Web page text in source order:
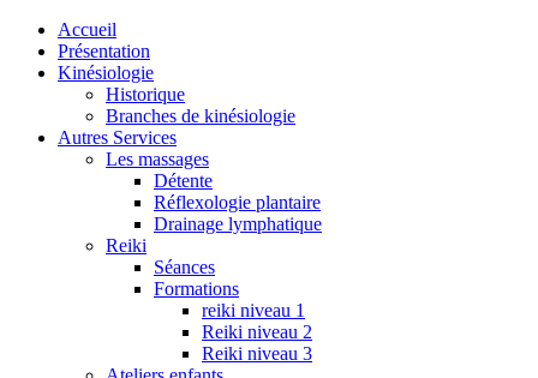
Accueil
Présentation
Kinésiologie
Historique
Branches de kinésiologie
Autres Services
Les massages
Détente
Réflexologie plantaire
Drainage lymphatique
Reiki
Séances
Formations
reiki niveau 1
Reiki niveau 2
Reiki niveau 3